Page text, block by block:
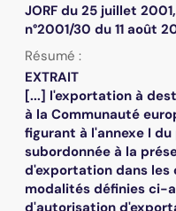
JORF du 25 juillet
n°2001/30 du 11 août
Résumé :
EXTRAIT
[...] l'exportation à
à la Communauté
figurant à l'annexe I
subordonnée à la
d'exportation dans les
modalités définies ci-
d'autorisation